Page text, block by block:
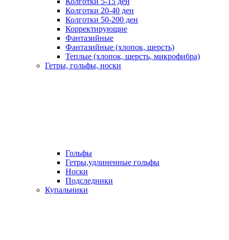
Колготки 20-40 ден
Колготки 50-200 ден
Корректирующие
Фантазийные
Фантазийные (хлопок, шерсть)
Теплые (хлопок, шерсть, микрофибра)
Гетры, гольфы, носки
Гольфы
Гетры,удлиненные гольфы
Носки
Подследники
Купальники